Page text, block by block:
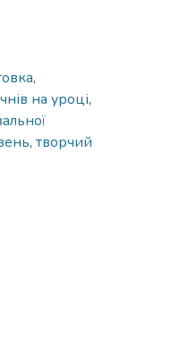
,
на уроці,
, творчий